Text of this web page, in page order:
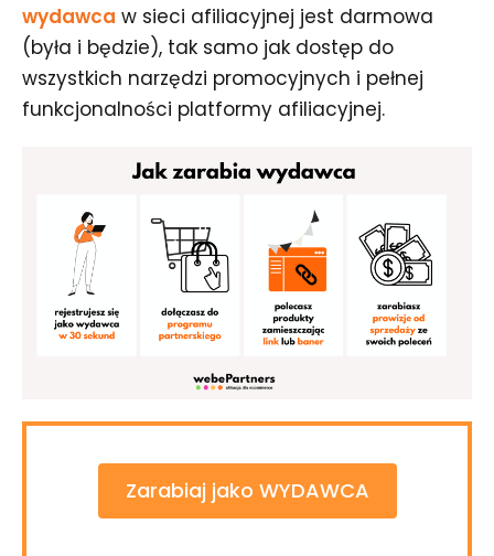
wydawca w sieci afiliacyjnej jest darmowa
(była i będzie), tak samo jak dostęp do
wszystkich narzędzi promocyjnych i pełnej
funkcjonalności platformy afiliacyjnej.
Zarabiaj jako WYDAWCA